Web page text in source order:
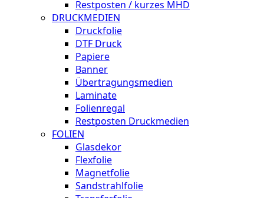
Restposten / kurzes MHD
DRUCKMEDIEN
Druckfolie
DTF Druck
Papiere
Banner
Übertragungsmedien
Laminate
Folienregal
Restposten Druckmedien
FOLIEN
Glasdekor
Flexfolie
Magnetfolie
Sandstrahlfolie